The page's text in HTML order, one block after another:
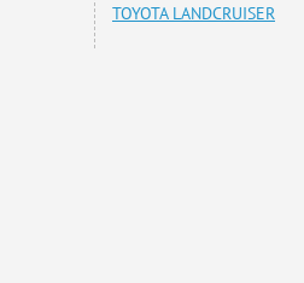
TOYOTA LANDCRUISER